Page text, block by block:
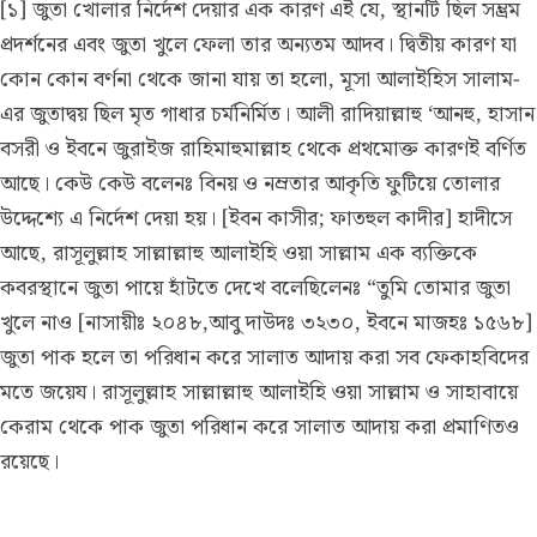
[১] জুতা খোলার নির্দেশ দেয়ার এক কারণ এই যে, স্থানটি ছিল সম্ভ্রম
প্রদর্শনের এবং জুতা খুলে ফেলা তার অন্যতম আদব। দ্বিতীয় কারণ যা
কোন কোন বর্ণনা থেকে জানা যায় তা হলো, মূসা আলাইহিস সালাম-
এর জুতাদ্বয় ছিল মৃত গাধার চর্মনির্মিত। আলী রাদিয়াল্লাহু ‘আনহু, হাসান
বসরী ও ইবনে জুরাইজ রাহিমাহুমাল্লাহ থেকে প্রথমোক্ত কারণই বর্ণিত
আছে। কেউ কেউ বলেনঃ বিনয় ও নম্রতার আকৃতি ফুটিয়ে তোলার
উদ্দেশ্যে এ নির্দেশ দেয়া হয়। [ইবন কাসীর; ফাতহুল কাদীর] হাদীসে
আছে, রাসূলুল্লাহ সাল্লাল্লাহু আলাইহি ওয়া সাল্লাম এক ব্যক্তিকে
কবরস্থানে জুতা পায়ে হাঁটতে দেখে বলেছিলেনঃ “তুমি তোমার জুতা
খুলে নাও [নাসায়ীঃ ২০৪৮,আবু দাউদঃ ৩২৩০, ইবনে মাজহঃ ১৫৬৮]
জুতা পাক হলে তা পরিধান করে সালাত আদায় করা সব ফেকাহবিদের
মতে জয়েয। রাসূলুল্লাহ সাল্লাল্লাহু আলাইহি ওয়া সাল্লাম ও সাহাবায়ে
কেরাম থেকে পাক জুতা পরিধান করে সালাত আদায় করা প্রমাণিতও
রয়েছে।